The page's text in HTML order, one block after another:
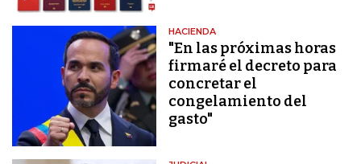
HACIENDA
"En las próximas horas
firmaré el decreto para
concretar el
congelamiento del
gasto"